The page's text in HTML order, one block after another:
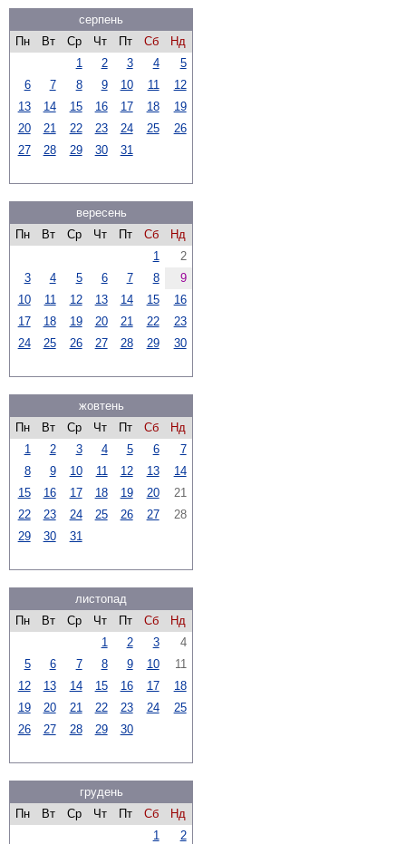
серпень
Пн
Вт Ср Чт Пт Сб
Нд
1
2 3 4
5
6
7 8 9 10 11
12
13
14 15 16 17 18
19
20
21 22 23 24 25
26
27
28 29 30 31
вересень
Пн
Вт Ср Чт Пт Сб
Нд
1
2
3
4 5 6 7 8
9
10
11 12 13 14 15
16
17
18 19 20 21 22
23
24
25 26 27 28 29 30
жовтень
Пн
Вт Ср Чт Пт Сб
Нд
1
2 3 4 5 6
7
8
9 10 11 12 13
14
15
16 17 18 19 20
21
22
23 24 25 26 27
28
29
30 31
листопад
Пн
Вт Ср Чт Пт Сб
Нд
1
2 3
4
5
6 7 8 9 10
11
12
13 14 15 16 17
18
19
20 21 22 23 24
25
26
27 28 29 30
грудень
Пн
Вт Ср Чт Пт Сб
Нд
1
2